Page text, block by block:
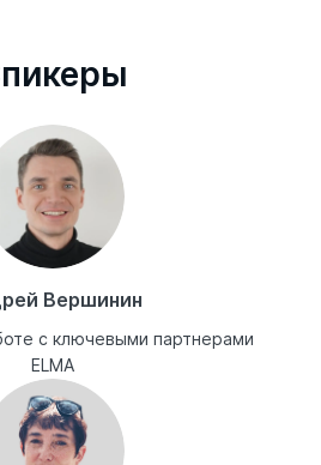
Вершинин
с ключевыми партнерами
ELMA